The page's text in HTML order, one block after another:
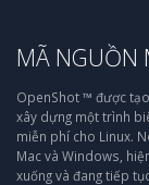
MÃ NGUỒN
OpenShot ™ được
xây dựng một trình
miễn phí cho Linux.
Mac và Windows,
xuống và đang tiếp